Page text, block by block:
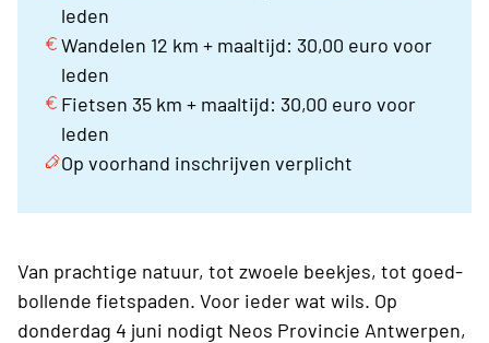
leden
Wandelen 12 km + maaltijd: 30,00 euro voor
leden
Fietsen 35 km + maaltijd: 30,00 euro voor
leden
Op voorhand inschrijven verplicht
Van prachtige natuur, tot zwoele beekjes, tot goed-
bollende fietspaden. Voor ieder wat wils. Op
donderdag 4 juni nodigt Neos Provincie Antwerpen,